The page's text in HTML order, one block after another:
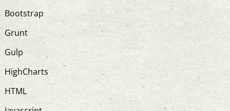
Bootstrap
Grunt
Gulp
HighCharts
HTML